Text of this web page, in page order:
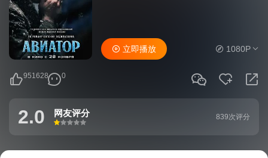
951628 0
立即播放 1080P
2.0 网友评分
很差
较差还行推荐力荐
839次评分